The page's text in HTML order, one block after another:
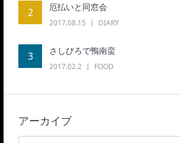
2 厄払いと同窓会
2017.08.15 DIARY
3 さしびろで鴨南蛮
2017.02.2 FOOD
アーカイブ